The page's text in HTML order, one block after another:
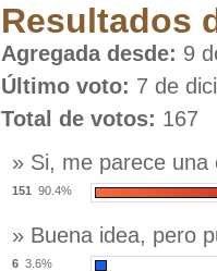
Resultados
Agregada desde: 9
Último voto: 7 de
Total de votos: 167
» Si, me parece una
151 90.4%
» Buena idea, pero
6 3.6%